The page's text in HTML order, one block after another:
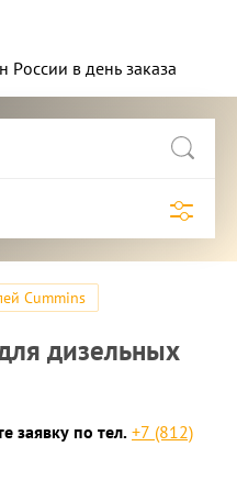
в день заказа
Cummins
дизельных
заявку по тел. +7 (812)